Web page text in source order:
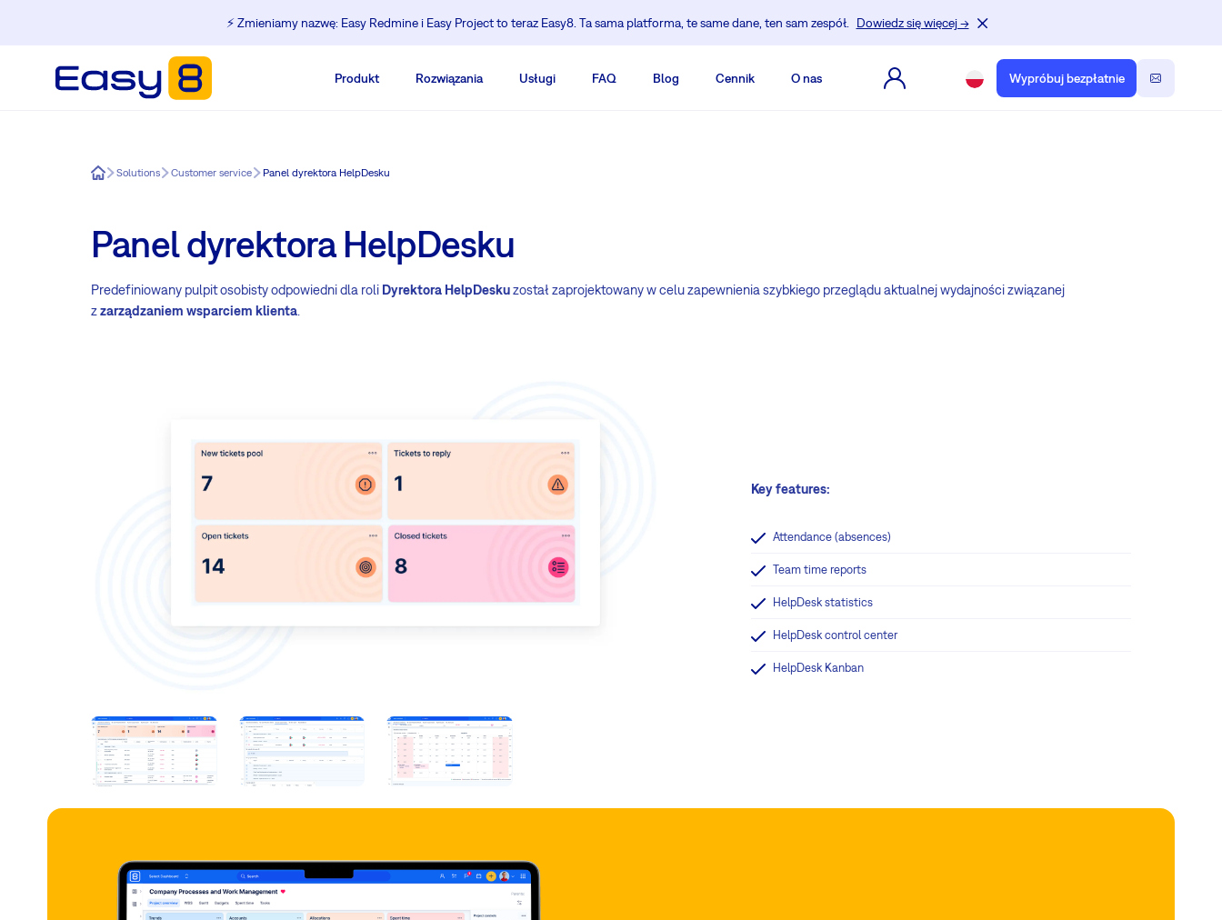
⚡️ Zmieniamy nazwę: Easy Redmine i Easy Project to teraz Easy8. Ta sama platforma, te same dane, ten sam zespół. Dowiedz się więcej →
Produkt Rozwiązania Usługi FAQ Blog Cennik O nas Wypróbuj bezpłatnie
Easy8Solutions Customer service Panel dyrektora HelpDesku
Panel dyrektora HelpDesku
Predefiniowany pulpit osobisty odpowiedni dla roli Dyrektora HelpDeskuzostał zaprojektowany w celu zapewnienia szybkiego przeglądu aktualnej wydajności związanej
zzarządzaniem wsparciem klienta.
Key features:
Attendance (absences)
Team time reports
HelpDesk statistics
HelpDesk control center
HelpDesk Kanban